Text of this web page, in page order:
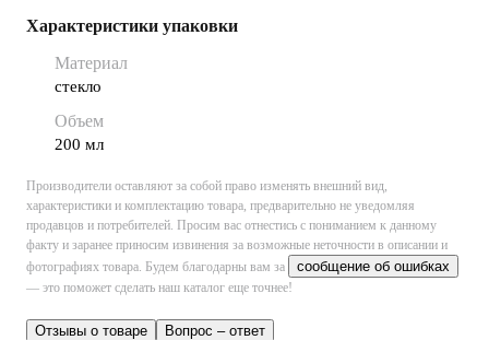
Характеристики упаковки
Материал
стекло
Объем
200 мл
Производители оставляют за собой право изменять внешний вид,
характеристики и комплектацию товара, предварительно не уведомляя
продавцов и потребителей. Просим вас отнестись с пониманием к данному
факту и заранее приносим извинения за возможные неточности в описании и
фотографиях товара. Будем благодарны вам за сообщение об ошибках
— это поможет сделать наш каталог еще точнее!
Отзывы о товаре Вопрос – ответ